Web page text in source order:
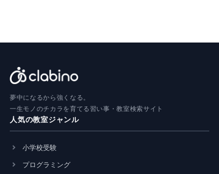
夢中になるから強くなる。
一生モノのチカラを育てる習い事・教室検索サイト
人気の教室ジャンル
小学校受験
プログラミング